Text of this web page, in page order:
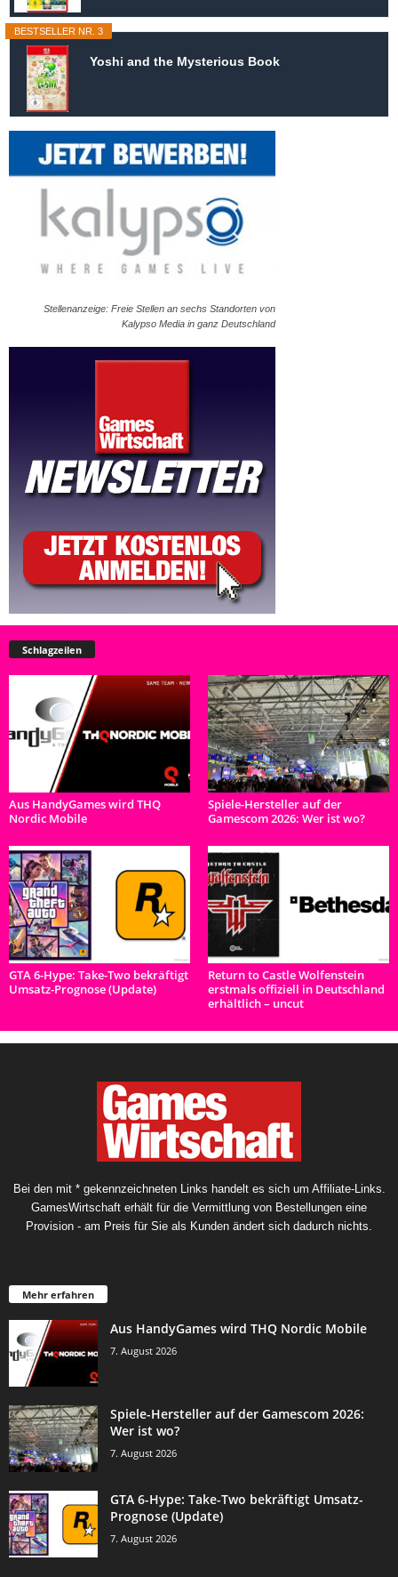
BESTSELLER NR. 3
Yoshi and the Mysterious Book
Stellenanzeige: Freie Stellen an sechs Standorten von
Kalypso Media in ganz Deutschland
Schlagzeilen
Aus HandyGames wird THQ
Nordic Mobile
Spiele-Hersteller auf der
Gamescom 2026: Wer ist wo?
GTA 6-Hype: Take-Two bekräftigt
Umsatz-Prognose (Update)
Return to Castle Wolfenstein
erstmals offiziell in Deutschland
erhältlich – uncut
Bei den mit * gekennzeichneten Links handelt es sich um Affiliate-Links.
GamesWirtschaft erhält für die Vermittlung von Bestellungen eine
Provision - am Preis für Sie als Kunden ändert sich dadurch nichts.
Mehr erfahren
Aus HandyGames wird THQ Nordic Mobile
7. August 2026
Spiele-Hersteller auf der Gamescom 2026:
Wer ist wo?
7. August 2026
GTA 6-Hype: Take-Two bekräftigt Umsatz-
Prognose (Update)
7. August 2026